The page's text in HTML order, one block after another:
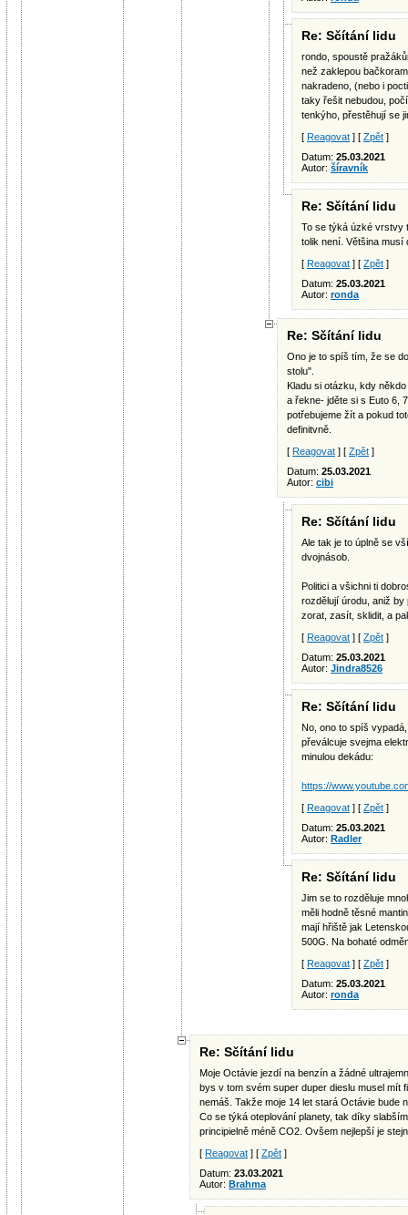
Re: Sčítání lidu
rondo, spoustě
než zaklepou
nakradeno, (nebo i
taky řešit nebudou,
tenkýho, přestěhují se
[ Reagovat ] [ Zpět ]
Datum: 25.03.2021
Autor: šíravník
Re: Sčítání lidu
To se týká úzké vrstvy
tolik není. Většina musí
[ Reagovat ] [ Zpět ]
Datum: 25.03.2021
Autor: ronda
Re: Sčítání lidu
Ono je to spíš tím, že se
stolu".
Kladu si otázku, kdy
a řekne- jděte si s Euto 6,
potřebujeme žít a pokud
definitvně.
[ Reagovat ] [ Zpět ]
Datum: 25.03.2021
Autor: cibi
Re: Sčítání lidu
Ale tak je to úplně se
dvojnásob.
Politici a všichni ti
rozdělují úrodu, aniž by
zorat, zasít, sklidit, a
[ Reagovat ] [ Zpět ]
Datum: 25.03.2021
Autor: Jindra8526
Re: Sčítání lidu
No, ono to spíš
převálcuje svejma
minulou dekádu:
https://
[ Reagovat ] [ Zpět ]
Datum: 25.03.2021
Autor: Radler
Re: Sčítání lidu
Jim se to rozděluje
měli hodně těsné
mají hřiště jak
500G. Na bohaté
[ Reagovat ] [ Zpět ]
Datum: 25.03.2021
Autor: ronda
Re: Sčítání lidu
Moje Octávie jezdí na benzín a žádné
bys v tom svém super duper dieslu musel mít
nemáš. Takže moje 14 let stará Octávie bude
Co se týká oteplování planety, tak díky
principielně méně CO2. Ovšem nejlepší je
[ Reagovat ] [ Zpět ]
Datum: 23.03.2021
Autor: Brahma